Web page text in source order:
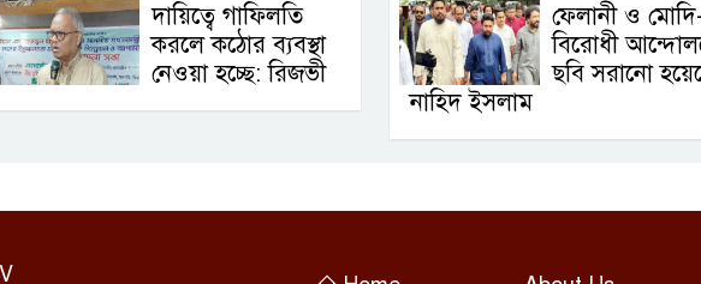
দায়িত্বে গাফিলতি
করলে কঠোর ব্যবস্থা
নেওয়া হচ্ছে: রিজভী
ফেলানী ও
বিরোধী
ছবি সরানো
নাহিদ ইসলাম